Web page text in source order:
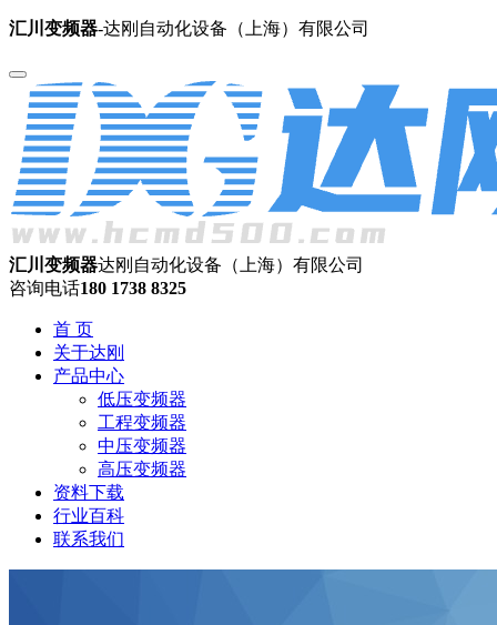
汇川变频器-达刚自动化设备（上海）有限公司
汇川变频器达刚自动化设备（上海）有限公司
咨询电话180 1738 8325
首 页
关于达刚
产品中心
低压变频器
工程变频器
中压变频器
高压变频器
资料下载
行业百科
联系我们